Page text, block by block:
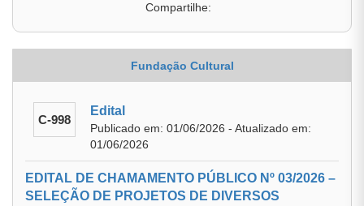
Compartilhe:
Fundação Cultural
C-998
Edital
Publicado em: 01/06/2026 - Atualizado em:
01/06/2026
EDITAL DE CHAMAMENTO PÚBLICO Nº 03/2026 –
SELEÇÃO DE PROJETOS DE DIVERSOS